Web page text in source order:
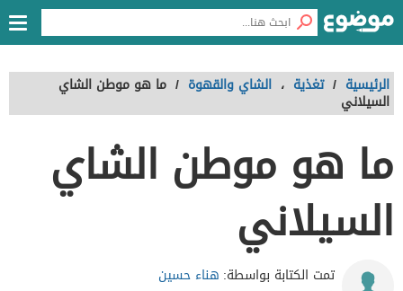
الرئيسية / تغذية ، الشاي والقهوة / ما هو موطن الشاي
السيلاني
ما هو موطن الشاي
السيلاني
تمت الكتابة بواسطة: هناء حسين